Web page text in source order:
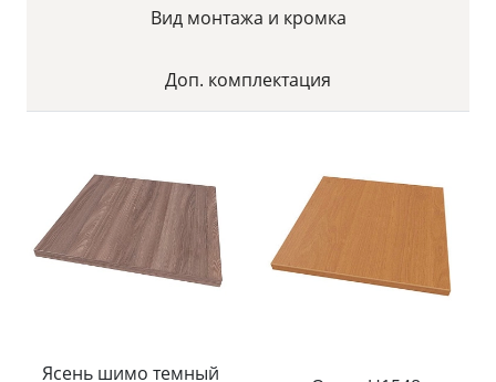
Вид монтажа и кромка
Доп. комплектация
Ясень шимо темный